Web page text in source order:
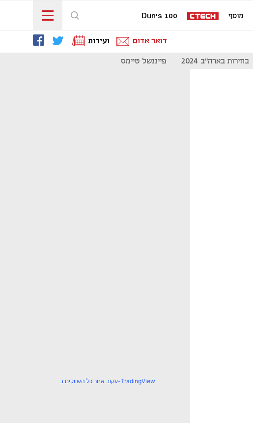
מוסף Dun's 100
דואר אדום ועידות
בחירות בארה"ב 2024 פייננשל טיימס
עקוב אחר כל השווקים ב-TradingView